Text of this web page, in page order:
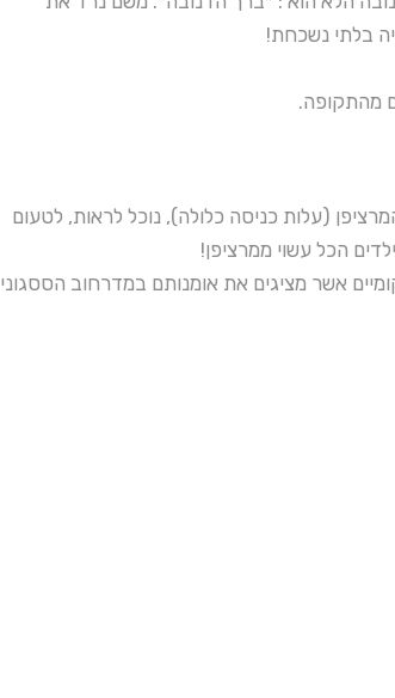
בלתי נשכחת!
מהתקופה.
(עלות כניסה כלולה), נוכל לראות, לטעום
הכל עשוי ממרציפן!
אשר מציגים את אומנותם במדרחוב הססגוני